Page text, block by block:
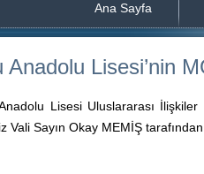
Ana Sayfa
Anadolu Lisesi’nin
Lisesi Uluslararası
Vali Sayın Okay MEMİŞ